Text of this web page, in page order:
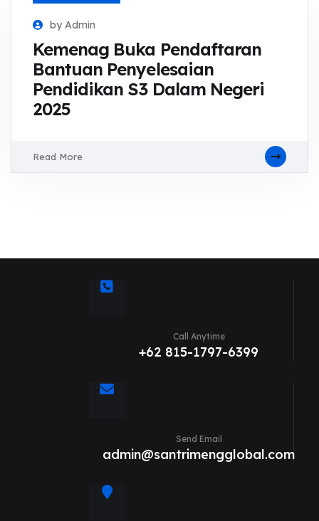
by Admin
Kemenag Buka Pendaftaran
Bantuan Penyelesaian
Pendidikan S3 Dalam Negeri
2025
Read More
Call Anytime
+62 815-1797-6399
Send Email
admin@santrimengglobal.com